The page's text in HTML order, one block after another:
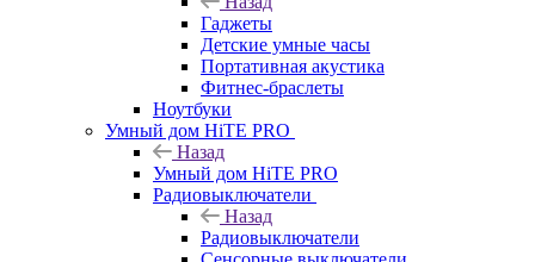
Гаджеты
Детские умные часы
Портативная акустика
Фитнес-браслеты
Ноутбуки
Умный дом HiTE PRO
Назад
Умный дом HiTE PRO
Радиовыключатели
Назад
Радиовыключатели